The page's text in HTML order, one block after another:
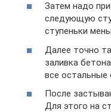
Затем надо
следующую
ступеньки
Далее точно
заливка
все остальные
После
Для этого на